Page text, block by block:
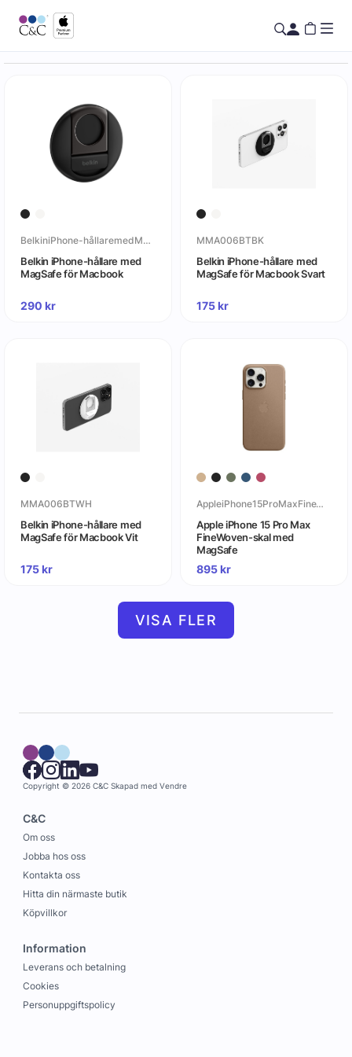
BelkiniPhone-hållaremedMagSafeförMacbook
Belkin iPhone-hållare med
MagSafe för Macbook
290 kr
MMA006BTBK
Belkin iPhone-hållare med
MagSafe för Macbook Svart
175kr
MMA006BTWH
Belkin iPhone-hållare med
MagSafe för Macbook Vit
175kr
AppleiPhone15ProMaxFineWoven-skalmedMagSafe
Apple iPhone 15 Pro Max
FineWoven-skal med
MagSafe
895kr
VISA FLER
Copyright © 2026 C&C Skapad med Vendre
C&C
Om oss
Jobba hos oss
Kontakta oss
Hitta din närmaste butik
Köpvillkor
Information
Leverans och betalning
Cookies
Personuppgiftspolicy